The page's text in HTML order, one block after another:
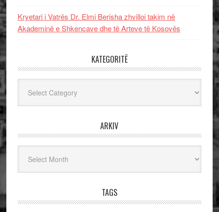
Kryetari i Vatrës Dr. Elmi Berisha zhvilloi takim në
Akademinë e Shkencave dhe të Arteve të Kosovës
KATEGORITË
ARKIV
TAGS